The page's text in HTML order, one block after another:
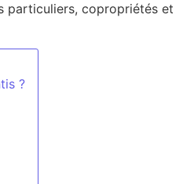
particuliers, copropriétés et
?